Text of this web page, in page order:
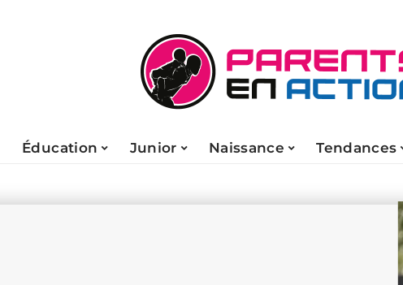
Éducation Junior Naissance Tendances